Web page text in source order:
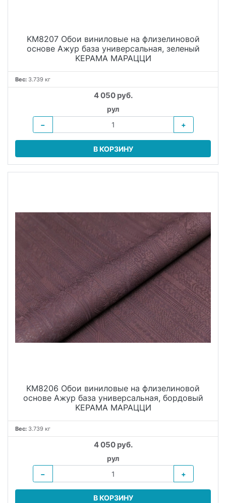
KM8207 Обои виниловые на флизелиновой
основе Ажур база универсальная, зеленый
KЕРАМА МАРАЦЦИ
Вес: 3.739 кг
4 050 руб.
рул
−
+
В КОРЗИНУ
KM8206 Обои виниловые на флизелиновой
основе Ажур база универсальная, бордовый
KЕРАМА МАРАЦЦИ
Вес: 3.739 кг
4 050 руб.
рул
−
+
В КОРЗИНУ